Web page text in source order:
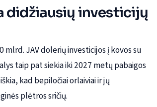
didžiausių investicijų
JAV dolerių investicijos į kovos su
taip pat siekia iki 2027 metų pabaigos
kad bepiločiai orlaiviai ir jų
plėtros sričių.